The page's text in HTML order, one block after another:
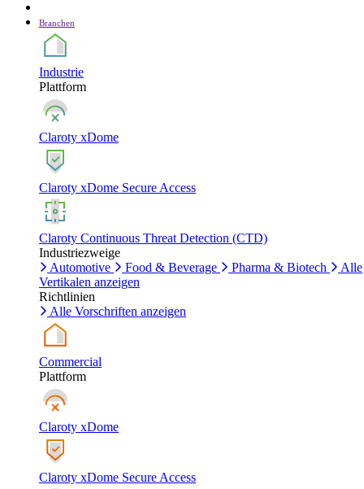
Branchen
Industrie
Plattform
Claroty xDome
Claroty xDome Secure Access
Claroty Continuous Threat Detection (CTD)
Industriezweige
Automotive
Food & Beverage Pharma & Biotech
Alle
Vertikalen anzeigen
Richtlinien
Alle Vorschriften anzeigen
Commercial
Plattform
Claroty xDome
Claroty xDome Secure Access